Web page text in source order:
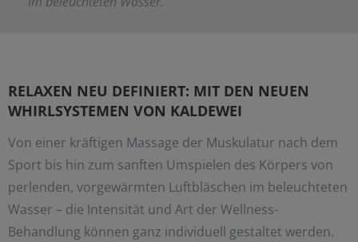
RELAXEN NEU DEFINIERT: MIT DEN NEUEN
WHIRLSYSTEMEN VON KALDEWEI
Von einer kräftigen Massage der Muskulatur nach dem
Sport bis hin zum sanften Umspielen des Körpers von
perlenden, vorgewärmten Luftbläschen im beleuchteten
Wasser – die Intensität und Art der Wellness-
Behandlung können ganz individuell gestaltet werden.